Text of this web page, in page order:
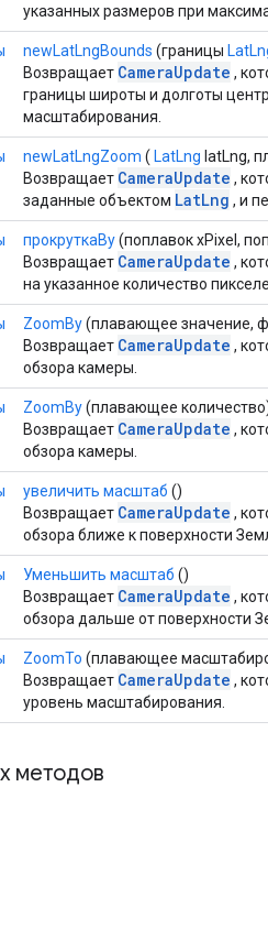
указанных размеров при
newLatLngBounds (границы
Возвращает CameraUpdate ,
границы широты и долготы
масштабирования.
newLatLngZoom ( LatLng latLng,
Возвращает CameraUpdate ,
заданные объектом LatLng , и
прокруткаBy(поплавок xPixel,
Возвращает CameraUpdate ,
на указанное количество
ZoomBy(плавающее значение,
Возвращает CameraUpdate ,
обзора камеры.
ZoomBy(плавающее
Возвращает CameraUpdate ,
обзора камеры.
увеличить масштаб ()
Возвращает CameraUpdate ,
обзора ближе к поверхности
Уменьшить масштаб ()
Возвращает CameraUpdate ,
обзора дальше от поверхности
ZoomTo (плавающее
Возвращает CameraUpdate ,
уровень масштабирования.
методов